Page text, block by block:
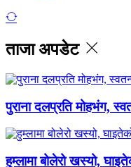
ताजा अपडेट
पुराना दलप्रति मोहभंग,
हुम्लामा बोलेरो खस्यो,